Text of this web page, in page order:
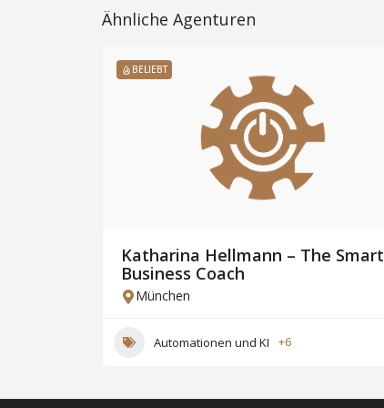
Ähnliche Agenturen
BELIEBT
Katharina Hellmann – The Smart
Business Coach
München
Automationen und KI +6